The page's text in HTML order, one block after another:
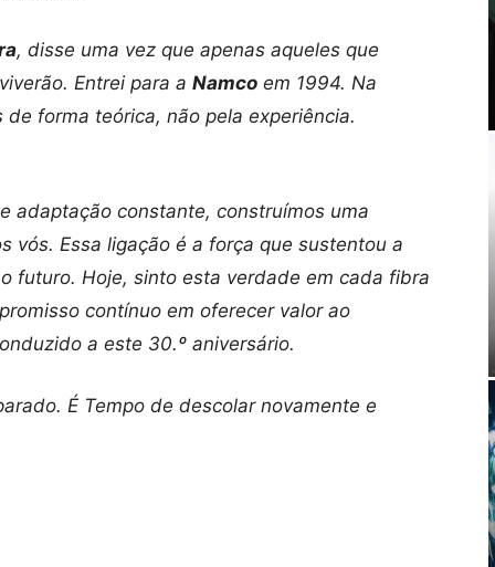
, disse uma vez que apenas aqueles que
Entrei para a Namco em 1994. Na
forma teórica, não pela experiência.
adaptação constante, construímos uma
vós. Essa ligação é a força que sustentou a
futuro. Hoje, sinto esta verdade em cada fibra
contínuo em oferecer valor ao
a este 30.º aniversário.
É Tempo de descolar novamente e